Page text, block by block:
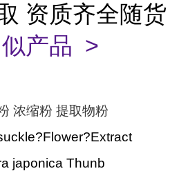
资质齐全随货
产品 >
浓缩粉 提取物粉
Flower?Extract
japonica Thunb